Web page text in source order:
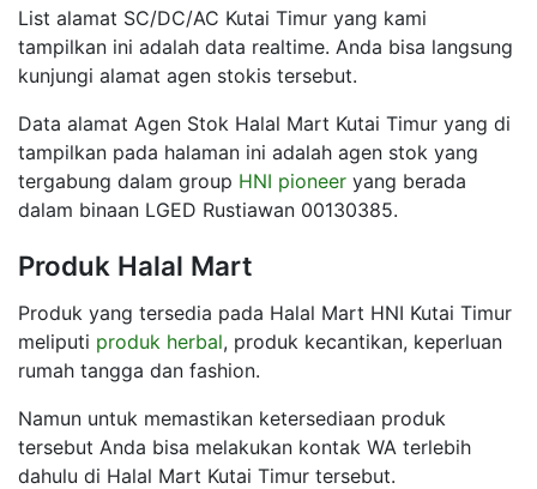
List alamat SC/DC/AC Kutai Timur yang kami
tampilkan ini adalah data realtime. Anda bisa langsung
kunjungi alamat agen stokis tersebut.
Data alamat Agen Stok Halal Mart Kutai Timur yang di
tampilkan pada halaman ini adalah agen stok yang
tergabung dalam group HNI pioneer yang berada
dalam binaan LGED Rustiawan 00130385.
Produk Halal Mart
Produk yang tersedia pada Halal Mart HNI Kutai Timur
meliputi produk herbal, produk kecantikan, keperluan
rumah tangga dan fashion.
Namun untuk memastikan ketersediaan produk
tersebut Anda bisa melakukan kontak WA terlebih
dahulu di Halal Mart Kutai Timur tersebut.